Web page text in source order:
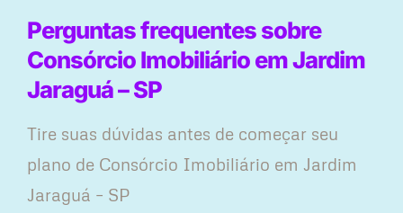
Perguntas frequentes sobre
Consórcio Imobiliário em Jardim
Jaraguá – SP
Tire suas dúvidas antes de começar seu
plano ​de Consórcio Imobiliário em Jardim
Jaraguá – SP